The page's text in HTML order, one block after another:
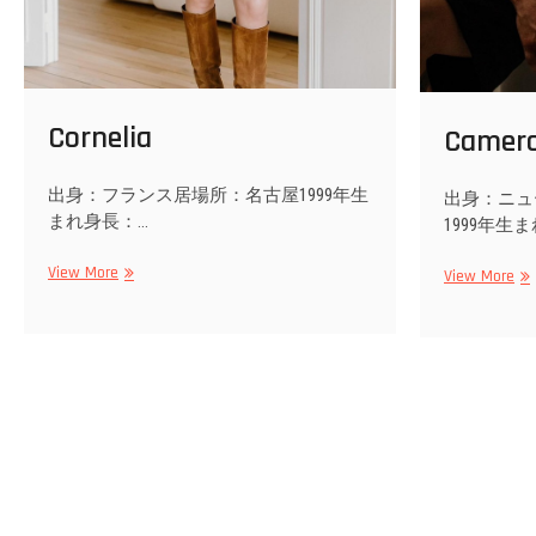
出身：ニ
1999年生
View More
Cornelia
出身：フランス居場所：名古屋1999年生
まれ身長：…
View More Cornelia